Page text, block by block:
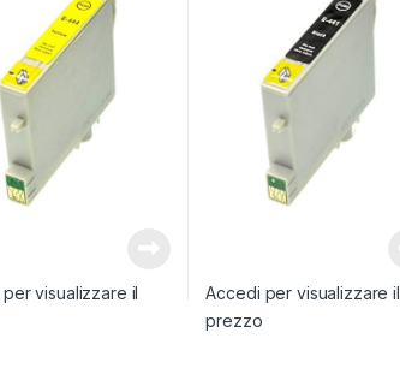
visualizzare il
Accedi per visualizzare il
prezzo